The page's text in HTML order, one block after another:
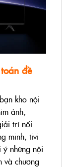
đề
kho nội
ảnh,
trí nổi
minh, tivi
ý những nội
và chương